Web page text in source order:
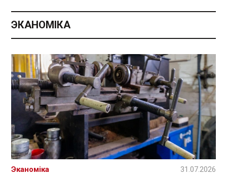
ЭКАНОМІКА
Эканоміка 31.07.2026